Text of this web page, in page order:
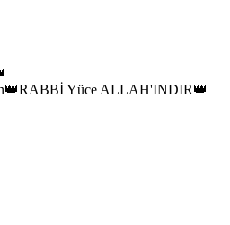
Yüce ALLAH'INDIR👑